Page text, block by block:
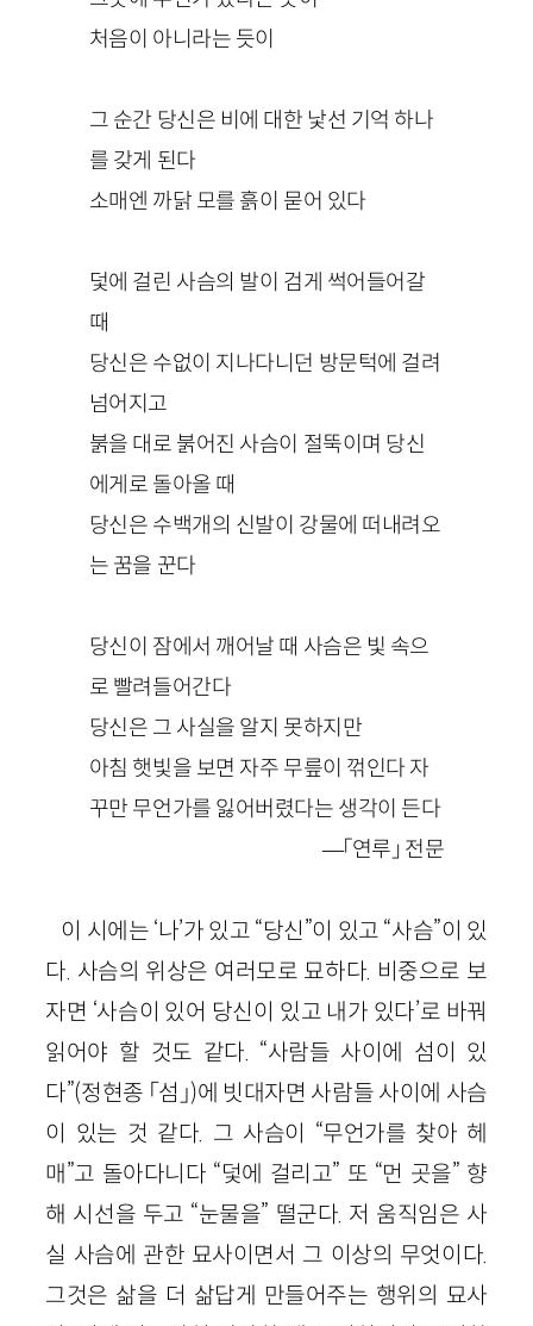
처음이 아니라는 듯이
그 순간 당신은 비에 대한 낯선 기억 하나
를 갖게 된다
소매엔 까닭 모를 흙이 묻어 있다
덫에 걸린 사슴의 발이 검게 썩어들어갈
때
당신은 수없이 지나다니던 방문턱에 걸려
넘어지고
붉을 대로 붉어진 사슴이 절뚝이며 당신
에게로 돌아올 때
당신은 수백개의 신발이 강물에 떠내려오
는 꿈을 꾼다
당신이 잠에서 깨어날 때 사슴은 빛 속으
로 빨려들어간다
당신은 그 사실을 알지 못하지만
아침 햇빛을 보면 자주 무릎이 꺾인다 자
꾸만 무언가를 잃어버렸다는 생각이 든다
—「연루」 전문
이 시에는 ‘나’가 있고 “당신”이 있고 “사슴”이 있
다. 사슴의 위상은 여러모로 묘하다. 비중으로 보
자면 ‘사슴이 있어 당신이 있고 내가 있다’로 바꿔
읽어야 할 것도 같다. “사람들 사이에 섬이 있
다”(정현종 「섬」)에 빗대자면 사람들 사이에 사슴
이 있는 것 같다. 그 사슴이 “무언가를 찾아 헤
매”고 돌아다니다 “덫에 걸리고” 또 “먼 곳을” 향
해 시선을 두고 “눈물을” 떨군다. 저 움직임은 사
실 사슴에 관한 묘사이면서 그 이상의 무엇이다.
그것은 삶을 더 삶답게 만들어주는 행위의 묘사